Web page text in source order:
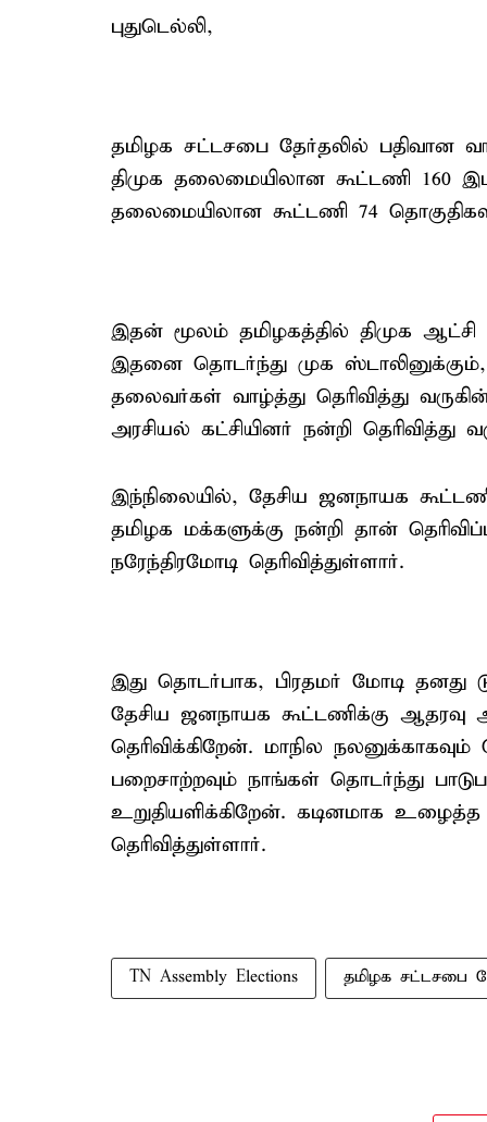
புதுடெல்லி,
தமிழக சட்டசபை தேர்தலில் பதிவான
திமுக தலைமையிலான கூட்டணி 160
தலைமையிலான கூட்டணி 74
இதன் மூலம் தமிழகத்தில் திமுக ஆட்சி
இதனை தொடர்ந்து முக ஸ்டாலினுக்கும்,
தலைவர்கள் வாழ்த்து தெரிவித்து
அரசியல் கட்சியினர் நன்றி தெரிவித்து
இந்நிலையில், தேசிய ஜனநாயக
தமிழக மக்களுக்கு நன்றி தான்
நரேந்திரமோடி தெரிவித்துள்ளார்.
இது தொடர்பாக, பிரதமர் மோடி தனது
தேசிய ஜனநாயக கூட்டணிக்கு ஆதரவு
தெரிவிக்கிறேன். மாநில
பறைசாற்றவும் நாங்கள் தொடர்ந்து
உறுதியளிக்கிறேன். கடினமாக
தெரிவித்துள்ளார்.
TN Assembly Elections தமிழக சட்டசபை